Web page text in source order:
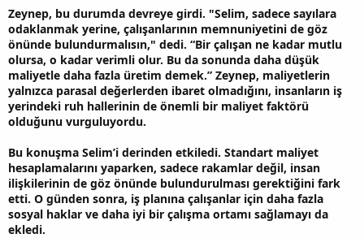
Zeynep, bu durumda devreye girdi. "Selim, sadece sayılara
odaklanmak yerine, çalışanlarının memnuniyetini de göz
önünde bulundurmalısın," dedi. “Bir çalışan ne kadar mutlu
olursa, o kadar verimli olur. Bu da sonunda daha düşük
maliyetle daha fazla üretim demek.” Zeynep, maliyetlerin
yalnızca parasal değerlerden ibaret olmadığını, insanların iş
yerindeki ruh hallerinin de önemli bir maliyet faktörü
olduğunu vurguluyordu.
Bu konuşma Selim’i derinden etkiledi. Standart maliyet
hesaplamalarını yaparken, sadece rakamlar değil, insan
ilişkilerinin de göz önünde bulundurulması gerektiğini fark
etti. O günden sonra, iş planına çalışanlar için daha fazla
sosyal haklar ve daha iyi bir çalışma ortamı sağlamayı da
ekledi.